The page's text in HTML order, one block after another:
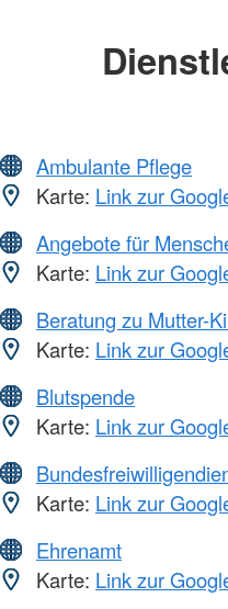
Ambulante Pflege
Karte: Link zur
Angebote für
Karte: Link zur
Beratung zu Mutter-
Karte: Link zur
Blutspende
Karte: Link zur
Karte: Link zur
Ehrenamt
Karte: Link zur